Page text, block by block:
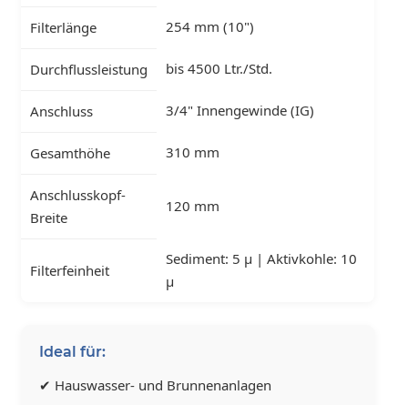
Filterlänge 254 mm (10")
Durchflussleistung bis 4500 Ltr./Std.
Anschluss 3/4" Innengewinde (IG)
Gesamthöhe 310 mm
Anschlusskopf-
Breite
120 mm
Filterfeinheit
Sediment: 5 µ | Aktivkohle: 10
µ
Ideal für:
✔ Hauswasser- und Brunnenanlagen